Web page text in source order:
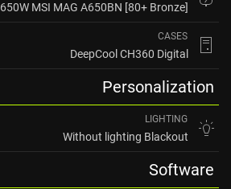
650W MSI MAG A650BN [80+ Bronze]
DeepCool CH360 Digital
Personalization
Without lighting Blackout
Software